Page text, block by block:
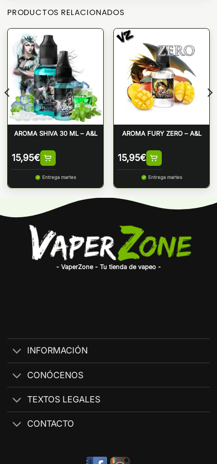
PRODUCTOS RELACIONADOS
AROMA SHIVA 30 ML – A&L
15,95€
Entrega martes
AROMA FURY ZERO – A&L
15,95€
Entrega martes
- VaperZone - Tu tienda de vapeo -
INFORMACIÓN
CONÓCENOS
TEXTOS LEGALES
CONTACTO